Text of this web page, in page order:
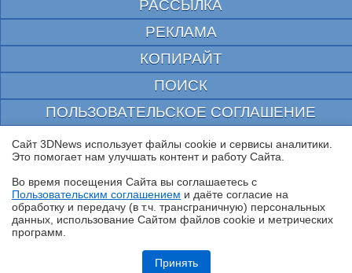
Обзор игрового Tandem WOLED-монитора ASUS ROG Strix OLED
XG27AQWMG: запланированный апгрейд
РАССЫЛКА
РЕКЛАМА
КОПИРАЙТ
ПОИСК
ПОЛЬЗОВАТЕЛЬСКОЕ СОГЛАШЕНИЕ
ЗАЩИЩЕНО CURATOR
© 1997—2026 Электронное периодическое издание "3ДНьюс" | Свидетельство о
выдано Федеральной Службой по надзору за соблюдением законодательства в сфере
массовых коммуникаций и охране культурного наследия
При цитировании документа ссылка на сайт с указанием автора обязательна. Полное
заимствование документа является нарушением
российского и международного законодательства и возможно только с согласия
Сайт 3DNews использует файлы cookie и сервисы аналитики.
Это помогает нам улучшать контент и работу Cайта.
Во время посещения Cайта вы соглашаетесь с
Пользовательским соглашением и даёте согласие на
обработку и передачу (в т.ч. трансграничную) персональных
данных, использование Cайтом файлов cookie и метрических
программ.
Принять